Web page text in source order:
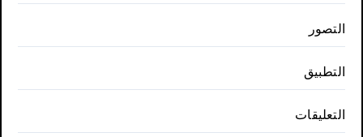
التصور
التطبيق
التعليقات